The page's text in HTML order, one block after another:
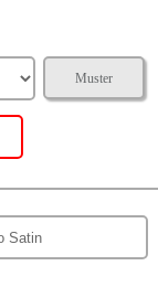
Muster